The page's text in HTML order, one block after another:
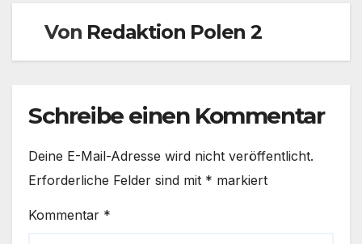
Von Redaktion Polen 2
Schreibe einen Kommentar
Deine E-Mail-Adresse wird nicht veröffentlicht.
Erforderliche Felder sind mit * markiert
Kommentar *